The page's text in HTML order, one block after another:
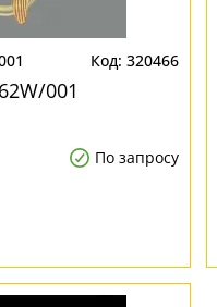
320466
001
По запросу